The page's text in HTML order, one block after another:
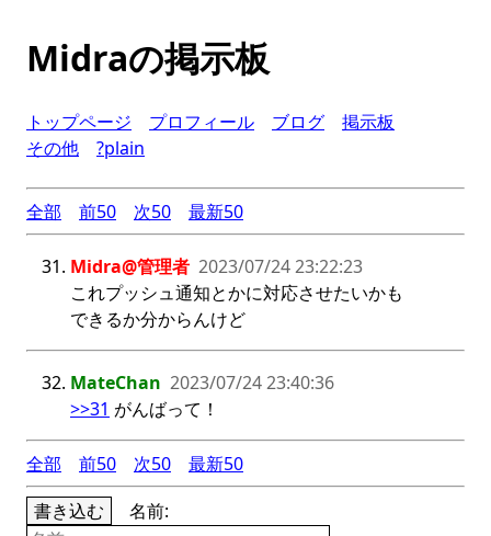
Midraの掲示板
トップページ プロフィール ブログ
掲示板
その他
?plain
全部 前50 次50 最新50
Midra@管理者 2023/07/24 23:22:23
これプッシュ通知とかに対応させたいかも
できるか分からんけど
MateChan 2023/07/24 23:40:36
>>31 がんばって！
全部 前50 次50
最新50
書き込む
名前: